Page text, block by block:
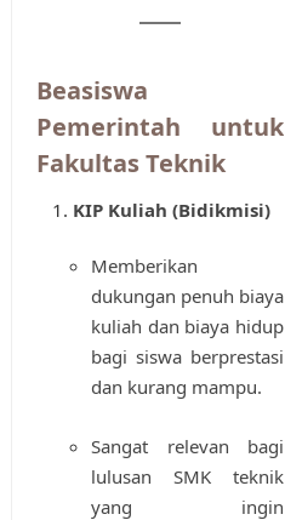
Beasiswa
Pemerintah untuk
Fakultas Teknik
KIP Kuliah (Bidikmisi)
Memberikan
dukungan penuh biaya
kuliah dan biaya hidup
bagi siswa berprestasi
dan kurang mampu.
Sangat relevan bagi
lulusan SMK teknik
yang ingin